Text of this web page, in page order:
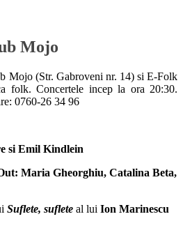
Mojo
Mojo (Str. Gabroveni nr. 14) si E-Folk
folk. Concertele incep la ora 20:30.
0760-26 34 96
si Emil Kindlein
Maria Gheorghiu, Catalina Beta,
Suflete, suflete al lui Ion Marinescu